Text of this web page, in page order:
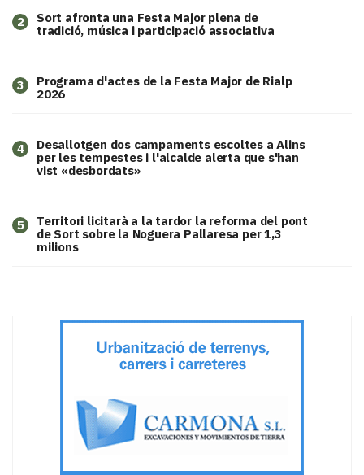
2
Sort afronta una Festa Major plena de
tradició, música i participació associativa
3
Programa d'actes de la Festa Major de Rialp
2026
4
​Desallotgen dos campaments escoltes a Alins
per les tempestes i l'alcalde alerta que s'han
vist «desbordats»
5
Territori licitarà a la tardor la reforma del pont
de Sort sobre la Noguera Pallaresa per 1,3
milions